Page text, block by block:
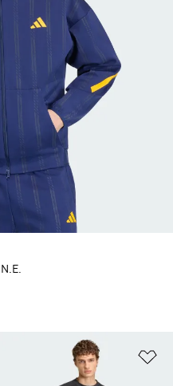
do seznamu přání